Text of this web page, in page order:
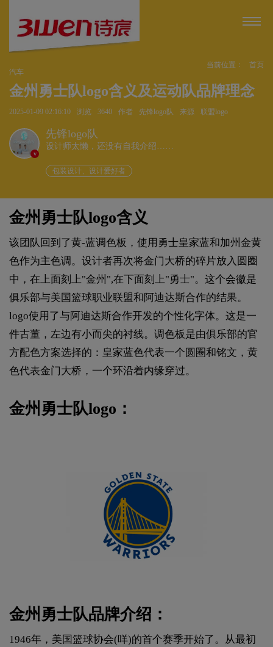
当前位置：
首页
汽车
金州勇士队logo含义及运动队品牌理念
2025-01-09 02:16:10 浏览 3640 作者 先锋logo队 来源 联盟logo
v
先锋logo队
设计师太懒，还没有自我介绍……
包装设计、设计爱好者
金州勇士队logo含义
该团队回到了黄-蓝调色板，使用勇士皇家蓝和加州金黄
色作为主色调。设计者再次将金门大桥的碎片放入圆圈
中，在上面刻上"金州",在下面刻上"勇士"。这个会徽是
俱乐部与美国篮球职业联盟和阿迪达斯合作的结果。
logo使用了与阿迪达斯合作开发的个性化字体。这是一
件古董，左边有小而尖的衬线。调色板是由俱乐部的官
方配色方案选择的：皇家蓝色代表一个圆圈和铭文，黄
色代表金门大桥，一个环沿着内缘穿过。
金州勇士队logo：
金州勇士队品牌介绍：
1946年，美国篮球协会(咩)的首个赛季开始了。从最初